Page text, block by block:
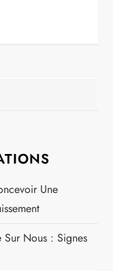
Une
Sur Nous : Signes